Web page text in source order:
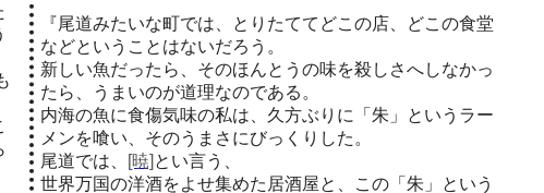
『尾道みたいな町では、とりたててどこの店、どこの食堂
などということはないだろう。
新しい魚だったら、そのほんとうの味を殺しさへしなかっ
たら、うまいのが道理なのである。
内海の魚に食傷気味の私は、久方ぶりに「朱」というラー
メンを喰い、そのうまさにびっくりした。
尾道では、
[暁] とい言う、
世界万国の洋酒をよせ集めた居酒屋と、この「朱」という